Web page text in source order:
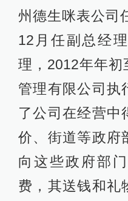
州德生咪表公司
12月任副总经
理，2012年年初
管理有限公司执
了公司在经营中
价、街道等政府
向这些政府部
费，其送钱和礼